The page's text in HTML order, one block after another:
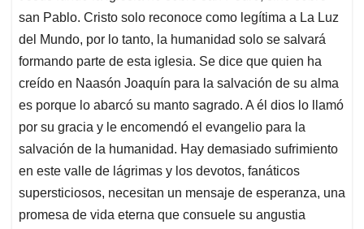
san Pablo. Cristo solo reconoce como legítima a La Luz
del Mundo, por lo tanto, la humanidad solo se salvará
formando parte de esta iglesia. Se dice que quien ha
creído en Naasón Joaquín para la salvación de su alma
es porque lo abarcó su manto sagrado. A él dios lo llamó
por su gracia y le encomendó el evangelio para la
salvación de la humanidad. Hay demasiado sufrimiento
en este valle de lágrimas y los devotos, fanáticos
supersticiosos, necesitan un mensaje de esperanza, una
promesa de vida eterna que consuele su angustia